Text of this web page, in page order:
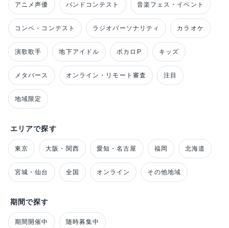
アニメ声優 バンドコンテスト 音楽フェス・イベント
コンペ・コンテスト ラジオパーソナリティ カラオケ
演歌歌手 地下アイドル ボカロP キッズ
メタバース オンライン・リモート審査 注目
地域限定
エリアで探す
東京 大阪・関西 愛知・名古屋 福岡 北海道
宮城・仙台 全国 オンライン その他地域
期間で探す
期間開催中 随時募集中